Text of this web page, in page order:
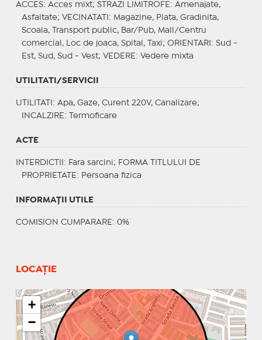
ACCES: Acces mixt; STRAZI LIMITROFE : Amenajate,
Asfaltate; VECINATATI : Magazine, Piata, Gradinita,
Scoala, Transport public, Bar/Pub, Mall/Centru
comercial, Loc de joaca, Spital, Taxi; ORIENTARI : Sud -
Est, Sud, Sud - Vest; VEDERE : Vedere mixta
UTILITATI/SERVICII
UTILITATI : Apa, Gaze, Curent 220V, Canalizare;
INCALZIRE : Termoficare
ACTE
INTERDICTII : Fara sarcini; FORMA TITLULUI DE
PROPRIETATE : Persoana fizica
INFORMAŢII UTILE
COMISION CUMPARARE: 0%
LOCAȚIE
+
−